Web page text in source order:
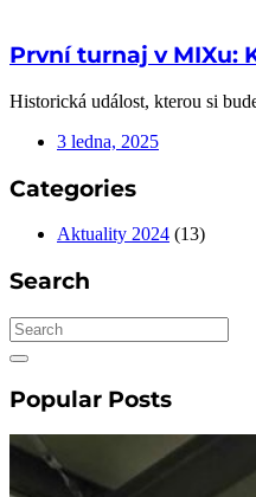
První turnaj v MIXu:
Historická událost, kterou si
3 ledna, 2025
Categories
Aktuality 2024 (13)
Search
Popular Posts